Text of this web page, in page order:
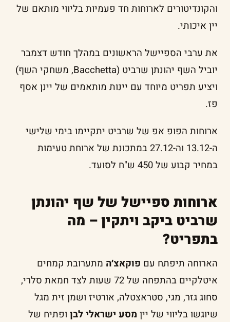
והקונדיטורים לארוחות חד פעמיות בליווי מותאם של
יין איכותי.
את ערבי הספיישל הראשונים במהלך חודש דצמבר
יוביל השף יהונתן שרביט (Bacchetta, משחקי השף)
ויציע תפריט מיוחד עם יינות מותאמים של יינן אסף
פז.
ארוחות הפופ אפ של שרביט יתקיימו בימי שלישי
ה-13.12 וה-27.12 במתכונת של ארוחת טעימות
במחיר קבוע של 450 ש"ח לסועד.
ארוחות ספיישל של שף יהונתן
שרביט ביקב ויתקין – מה
בתפריט?
הארוחה תיפתח עם פוקאצ׳ה מתערובת קמחים
איטלקיים בהתפחה של 72 שעות לצד חמאת סלרי,
סחוג גזר, מגי, סטראצטלה, אורטיז ושמן זית מגל
שיוגשו בליווי של יין מסע ישראלי לבן ופתיח של